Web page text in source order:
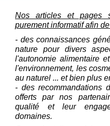
Nos articles et pages
purement informatif afin
- des connaissances
nature pour divers
l'autonomie alimentaire
l'environnement, les
au naturel ... et bien plus
- des recommandations
offerts par nos
qualité et leur
domaines.